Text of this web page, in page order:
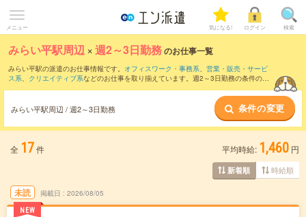
メニュー 気になる! ログイン 検索
みらい平駅周辺 ×週2～3日勤務のお仕事一覧
みらい平駅の派遣のお仕事情報です。 オフィスワーク・事務系、 営業・販売・サービ
ス系、 クリエイティブ系などのお仕事を取り揃えています。週2～3日勤務の条件の他
みらい平駅周辺 / 週2～3日勤務 条件の変更
全 17件 平均時給: 1,460 円
新着順 時給順
未読
NEW
掲載日 2026/08/05